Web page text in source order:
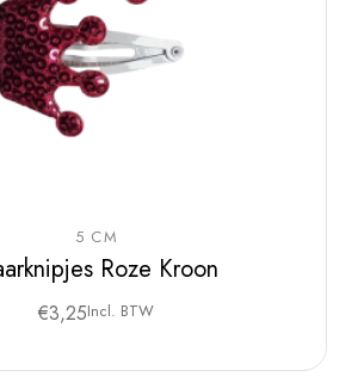
5 CM
Roze Kroon
€3,25Incl. BTW